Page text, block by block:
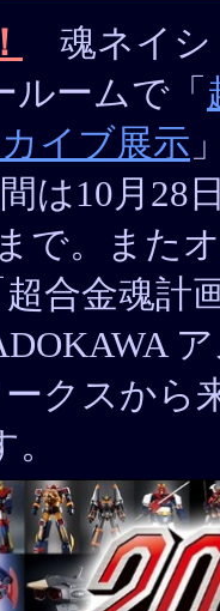
魂ネイシ
ームで「
イブ展示
は10月28
で。また
合金魂計
クスから